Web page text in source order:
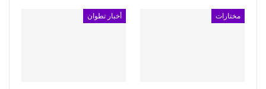
مختارات أخبار تطوان